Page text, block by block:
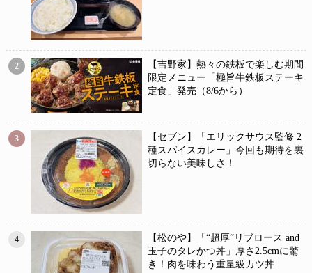
2
【吉野家】熱々の鉄板で楽しむ期間
限定メニュー「極旨牛鉄板ステーキ
定食」発売（8/6から）
3
【セブン】「エリックサウス監修 2
種スパイスカレー」今回も期待を裏
切らない美味しさ！
4
【松のや】「“超厚”リブロース and
玉子のタレかつ丼」厚さ2.5cmに驚
き！肉を味わう重量級カツ丼